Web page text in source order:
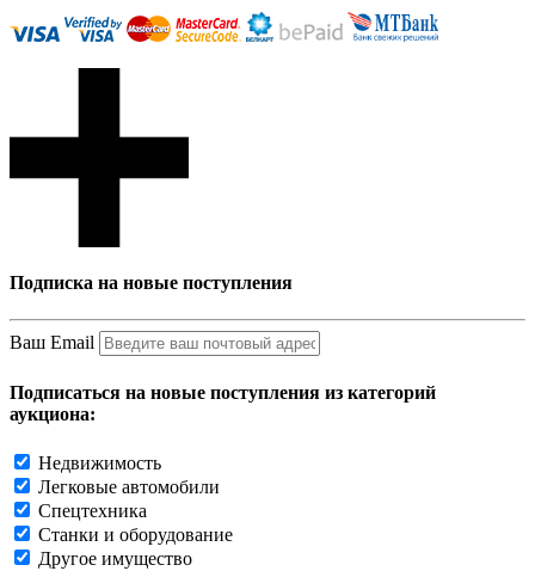
Подписка на новые поступления
Ваш Email
Подписаться на новые поступления из категорий
аукциона:
Недвижимость
Легковые автомобили
Спецтехника
Станки и оборудование
Другое имущество